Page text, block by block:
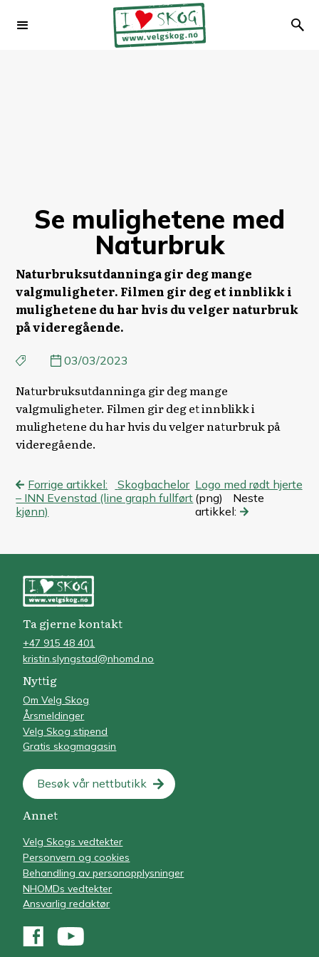
Se mulighetene med
Naturbruk
Naturbruksutdanninga gir deg mange
valgmuligheter. Filmen gir deg et innblikk i
mulighetene du har hvis du velger naturbruk
på videregående.
03/03/2023
Naturbruksutdanninga gir deg mange
valgmuligheter. Filmen gir deg et innblikk i
mulighetene du har hvis du velger naturbruk på
videregående.
Innleggsnavigasjon
Forrige artikkel:
Skogbachelor
– INN Evenstad (line graph fullført
kjønn)
Logo med rødt hjerte
(png)
Neste
artikkel:
Ta gjerne kontakt
+47 915 48 401
kristin.slyngstad@nhomd.no
Nyttig
Om Velg Skog
Årsmeldinger
Velg Skog stipend
Gratis skogmagasin
Besøk vår nettbutikk
Annet
Velg Skogs vedtekter
Personvern og cookies
Behandling av personopplysninger
NHOMDs vedtekter
Ansvarlig redaktør